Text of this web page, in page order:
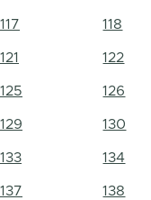
117 118
121 122
125 126
129 130
133 134
137 138